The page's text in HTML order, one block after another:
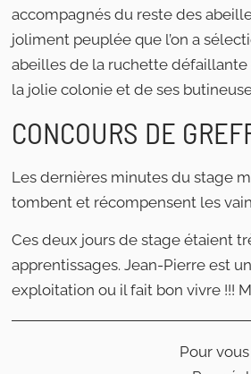
accompagnés du reste des
joliment peuplée que l’on a
abeilles de la ruchette défaillante
la jolie colonie et de ses
CONCOURS DE
Les dernières minutes du stage
tombent et récompensent les
Ces deux jours de stage étaient
apprentissages. Jean-Pierre est
exploitation ou il fait bon vivre !!!
Pour